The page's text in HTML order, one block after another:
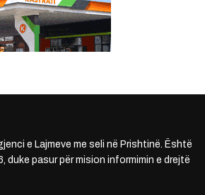
e Lajmeve me seli në Prishtinë. Është
duke pasur për mision informimin e drejtë